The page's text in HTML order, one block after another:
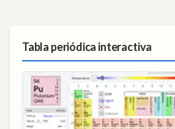
Tabla periódica interactiva